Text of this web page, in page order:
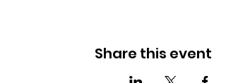
Share this event